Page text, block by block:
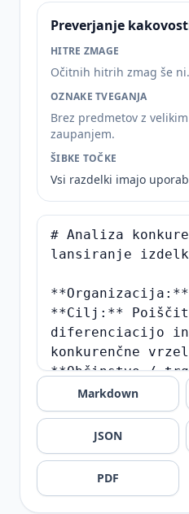
Preverjanje
HITRE ZMAGE
Očitnih hitrih zmag še ni.
OZNAKE TVEGANJA
Brez predmetov z
zaupanjem.
ŠIBKE TOČKE
Vsi razdelki imajo
Markdown
JSON
PDF